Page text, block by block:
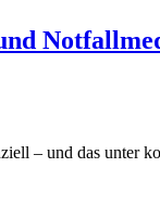
– und das unter